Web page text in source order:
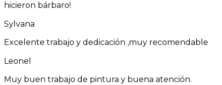
hicieron bárbaro!
Sylvana
Excelente trabajo y dedicación ,muy recomendable
Leonel
Muy buen trabajo de pintura y buena atención.